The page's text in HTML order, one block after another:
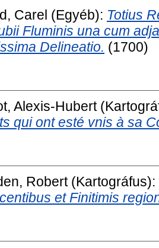
Carel (Egyéb): Totius
Fluminis una cum
Delineatio. (1700)
Alexis-Hubert
qui ont esté vnis à sa
Robert(Kartográfus):
et Finitimis